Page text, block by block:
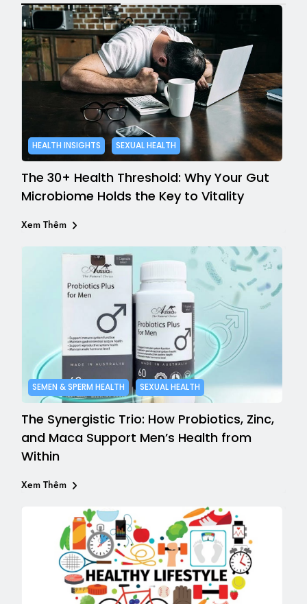
HEALTH INSIGHTS SEXUAL HEALTH
The 30+ Health Threshold: Why Your Gut
Microbiome Holds the Key to Vitality
Xem Thêm
SEMEN & SPERM HEALTH SEXUAL HEALTH
The Synergistic Trio: How Probiotics, Zinc,
and Maca Support Men’s Health from
Within
Xem Thêm